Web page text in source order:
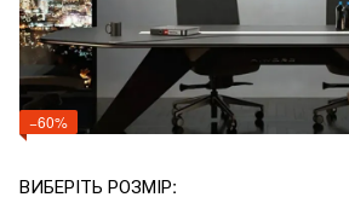
−60%
ВИБЕРІТЬ РОЗМІР: